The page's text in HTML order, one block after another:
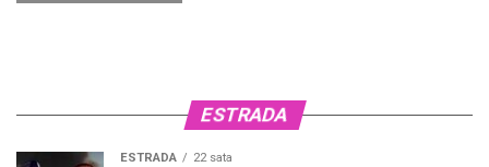
ESTRADA
ESTRADA 22 sata